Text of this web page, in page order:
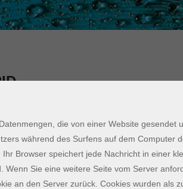
Bauch, Beine, Po. Wir
Alter, das den Körper stärkt und
einigen Stunden werden Erfolge
die von einer Website gesendet
während des Surfens auf dem Computer
Browser speichert jede Nachricht in einer
Wenn Sie eine weitere Seite vom Server
an den Server zurück. Cookies wurden als